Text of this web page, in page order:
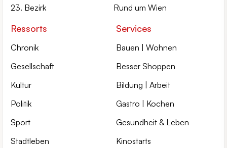
23. Bezirk
Rund um Wien
Ressorts
Chronik
Gesellschaft
Kultur
Politik
Sport
Stadtleben
Services
Bauen | Wohnen
Besser Shoppen
Bildung | Arbeit
Gastro | Kochen
Gesundheit & Leben
Kinostarts